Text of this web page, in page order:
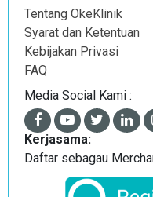
Tentang OkeKlinik
Syarat dan Ketentuan
Kebijakan Privasi
FAQ
Media Social Kami :
Kerjasama:
Daftar sebagau